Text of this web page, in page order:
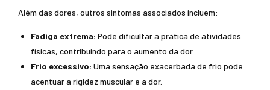
Além das dores, outros sintomas associados incluem:
Fadiga extrema: Pode dificultar a prática de atividades
físicas, contribuindo para o aumento da dor.
Frio excessivo: Uma sensação exacerbada de frio pode
acentuar a rigidez muscular e a dor.